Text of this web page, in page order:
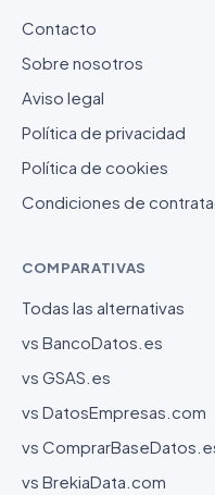
Contacto
Sobre nosotros
Aviso legal
Política de privacidad
Política de cookies
Condiciones de
COMPARATIVAS
Todas las alternativas
vs BancoDatos.es
vs GSAS.es
vs DatosEmpresas.com
vs
vs BrekiaData.com